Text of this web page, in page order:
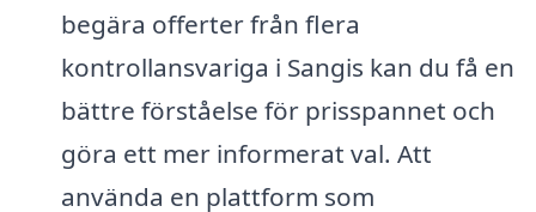
begära offerter från flera
kontrollansvariga i Sangis kan du få en
bättre förståelse för prisspannet och
göra ett mer informerat val. Att
använda en plattform som